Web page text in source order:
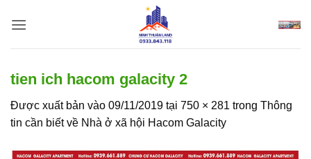
qua
tien ich hacom galacity 2
Được xuất bản vào 09/11/2019 tại 750 × 281 trong Thông
tin cần biết về Nhà ở xã hội Hacom Galacity